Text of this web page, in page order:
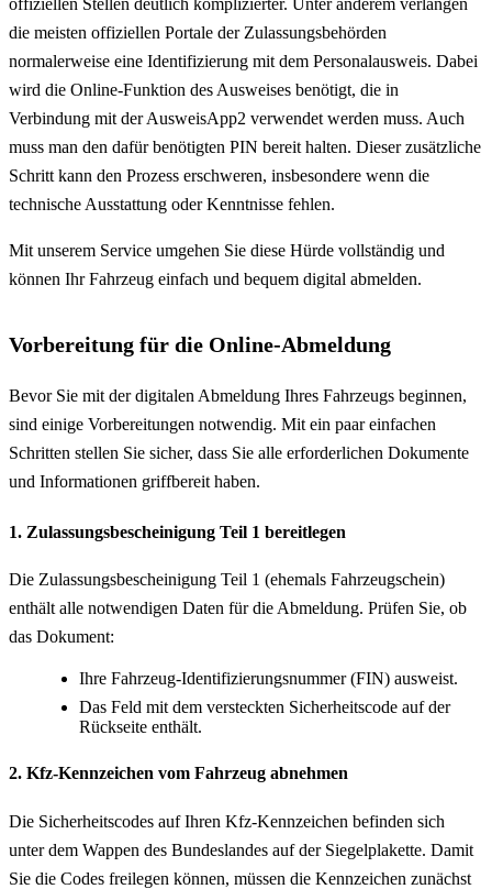
offiziellen Stellen deutlich komplizierter. Unter anderem verlangen
die meisten offiziellen Portale der Zulassungsbehörden
normalerweise eine Identifizierung mit dem Personalausweis. Dabei
wird die Online-Funktion des Ausweises benötigt, die in
Verbindung mit der AusweisApp2 verwendet werden muss. Auch
muss man den dafür benötigten PIN bereit halten. Dieser zusätzliche
Schritt kann den Prozess erschweren, insbesondere wenn die
technische Ausstattung oder Kenntnisse fehlen.
Mit unserem Service umgehen Sie diese Hürde vollständig und
können Ihr Fahrzeug einfach und bequem digital abmelden.
Vorbereitung für die Online-Abmeldung
Bevor Sie mit der digitalen Abmeldung Ihres Fahrzeugs beginnen,
sind einige Vorbereitungen notwendig. Mit ein paar einfachen
Schritten stellen Sie sicher, dass Sie alle erforderlichen Dokumente
und Informationen griffbereit haben.
1. Zulassungsbescheinigung Teil 1 bereitlegen
Die Zulassungsbescheinigung Teil 1 (ehemals Fahrzeugschein)
enthält alle notwendigen Daten für die Abmeldung. Prüfen Sie, ob
das Dokument:
Ihre Fahrzeug-Identifizierungsnummer (FIN) ausweist.
Das Feld mit dem versteckten Sicherheitscode auf der
Rückseite enthält.
2. Kfz-Kennzeichen vom Fahrzeug abnehmen
Die Sicherheitscodes auf Ihren Kfz-Kennzeichen befinden sich
unter dem Wappen des Bundeslandes auf der Siegelplakette. Damit
Sie die Codes freilegen können, müssen die Kennzeichen zunächst